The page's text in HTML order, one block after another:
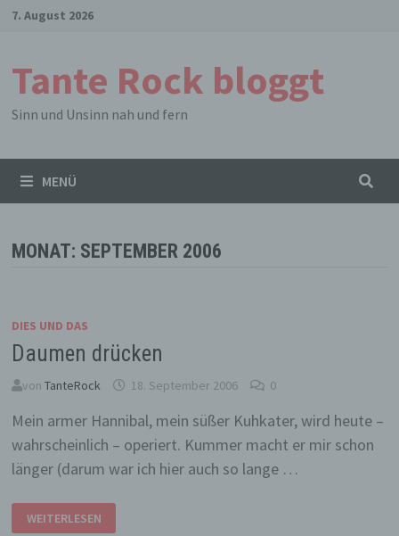
Zum7. August 2026
Tante Rock bloggt
Sinn und Unsinn nah und fern
MENÜ
MONAT: SEPTEMBER 2006
DIES UND DAS
Daumen drücken
von TanteRock 18. September 2006 0
Mein armer Hannibal, mein süßer Kuhkater, wird heute –
wahrscheinlich – operiert. Kummer macht er mir schon
länger (darum war ich hier auch so lange …
DRÜCKEN
WEITERLESEN